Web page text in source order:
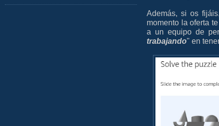
Además, si os
momento la oferta
a un equipo de
trabajando" en